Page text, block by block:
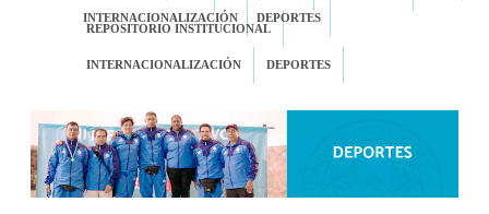
INTERNACIONALIZACIÓN DEPORTES
REPOSITORIO INSTITUCIONAL
INTERNACIONALIZACIÓN DEPORTES